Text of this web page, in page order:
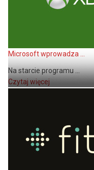
Microsoft wprowadza ...
Na starcie programu ...
Czytaj więcej